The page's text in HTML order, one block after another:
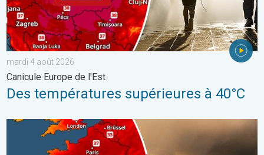
mardi 4 août 2026
Canicule Europe de l'Est
Des températures supérieures à 40°C
Le sud-ouest de la France brûle vivement. Milliers de sinistrés.